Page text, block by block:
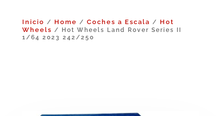
Inicio / Home / Coches a Escala / Hot
Wheels / Hot Wheels Land Rover Series II
1/64 2023 242/250